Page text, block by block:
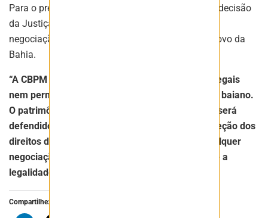
Para o presidente da CBPM, Henrique Carballal, a decisão
da Justiça baiana evidencia a irregularidade na
negociação de um ativo mineral pertencente ao povo da
Bahia.
“A CBPM não abrirá mão de suas prerrogativas legais
nem permitirá a negociação dos direitos do povo baiano.
O patrimônio mineral da Bahia é intransferível e será
defendido com rigor. Seguiremos firmes na proteção dos
direitos do povo baiano e na garantia de que qualquer
negociação desses ativos respeite integralmente a
legalidade e o interesse público”
Compartilhe: